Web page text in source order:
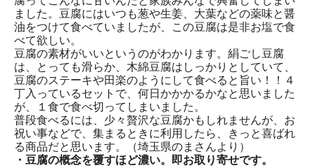
ました。豆腐にはいつも葱や生姜、大葉などの薬味と醤
油をつけて食べていましたが、この豆腐は是非お塩で食
べて欲しい。
豆腐の素材がいいというのがわかります。絹ごし豆腐
は、とっても滑らか、木綿豆腐はしっかりとしていて、
豆腐のステーキや田楽のようにして食べると旨い！！４
丁入っているセットで、何日かかかるかなと思いました
が、１食で食べ切ってしまいました。
普段食べるには、少々贅沢な豆腐かもしれませんが、お
祝い事などで、集まるときに利用したら、きっと喜ばれ
る商品だと思います。（埼玉県のまさんより）
・豆腐の概念を覆すほど濃い。即お取り寄せです。